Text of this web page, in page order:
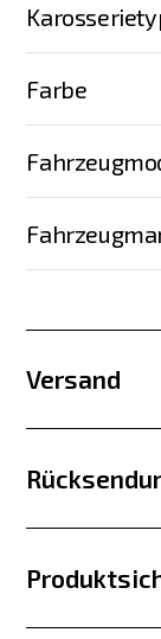
Farbe
Versand